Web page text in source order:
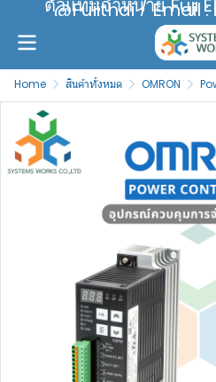
ตัวแทนจำหน่าย Fuji
@Fujithai / Email
Home สินค้าทั้งหมด OMRON